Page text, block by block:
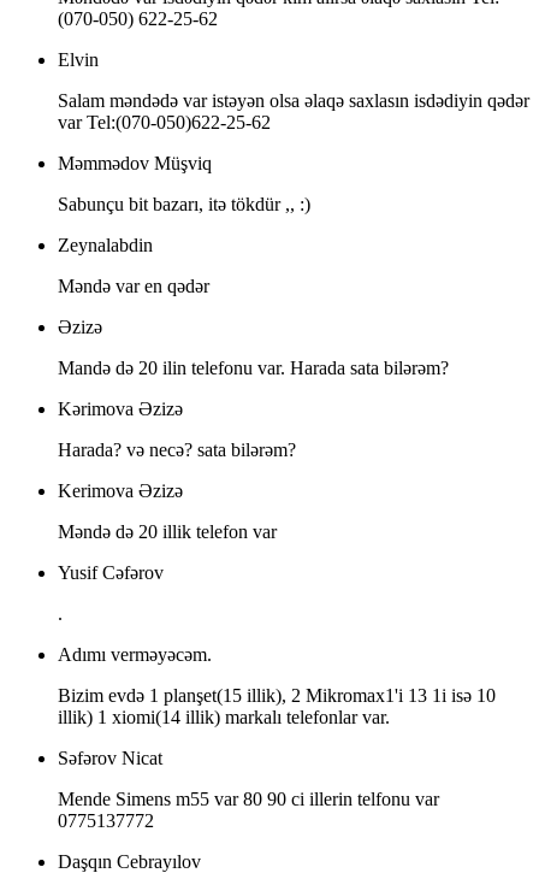
(070-050) 622-25-62
Elvin
Salam məndədə var istəyən olsa əlaqə saxlasın isdədiyin qədər
var Tel:(070-050)622-25-62
Məmmədov Müşviq
Sabunçu bit bazarı, itə tökdür ,, :)
Zeynalabdin
Məndə var en qədər
Əzizə
Mandə də 20 ilin telefonu var. Harada sata bilərəm?
Kərimova Əzizə
Harada? və necə? sata bilərəm?
Kerimova Əzizə
Məndə də 20 illik telefon var
Yusif Cəfərov
.
Adımı verməyəcəm.
Bizim evdə 1 planşet(15 illik), 2 Mikromax1'i 13 1i isə 10
illik) 1 xiomi(14 illik) markalı telefonlar var.
Səfərov Nicat
Mende Simens m55 var 80 90 ci illerin telfonu var
0775137772
Daşqın Cebrayılov